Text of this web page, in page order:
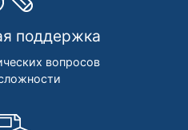
поддержка
вопросов